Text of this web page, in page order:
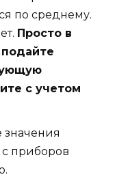
по среднему.
Просто в
с учетом
значения
приборов